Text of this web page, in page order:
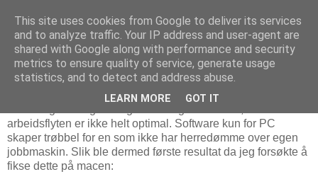
10. januar 2017
Ikke helt venn med Galaxy 360
arbeidsflyten er ikke helt optimal. Software kun for PC
skaper trøbbel for en som ikke har herredømme over egen
jobbmaskin. Slik ble dermed første resultat da jeg forsøkte å
fikse dette på macen:
This site uses cookies from Google to deliver its services
and to analyze traffic. Your IP address and user-agent are
shared with Google along with performance and security
metrics to ensure quality of service, generate usage
statistics, and to detect and address abuse.
LEARN MORE GOT IT